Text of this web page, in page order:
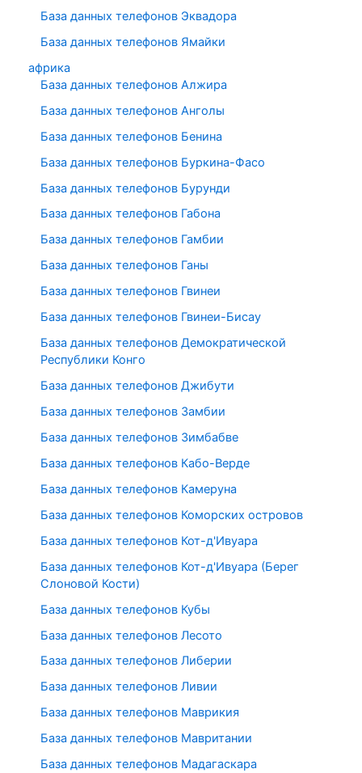
База данных телефонов Эквадора
База данных телефонов Ямайки
африка
База данных телефонов Алжира
База данных телефонов Анголы
База данных телефонов Бенина
База данных телефонов Буркина-Фасо
База данных телефонов Бурунди
База данных телефонов Габона
База данных телефонов Гамбии
База данных телефонов Ганы
База данных телефонов Гвинеи
База данных телефонов Гвинеи-Бисау
База данных телефонов Демократической
Республики Конго
База данных телефонов Джибути
База данных телефонов Замбии
База данных телефонов Зимбабве
База данных телефонов Кабо-Верде
База данных телефонов Камеруна
База данных телефонов Коморских островов
База данных телефонов Кот-д'Ивуара
База данных телефонов Кот-д'Ивуара (Берег
Слоновой Кости)
База данных телефонов Кубы
База данных телефонов Лесото
База данных телефонов Либерии
База данных телефонов Ливии
База данных телефонов Маврикия
База данных телефонов Мавритании
База данных телефонов Мадагаскара